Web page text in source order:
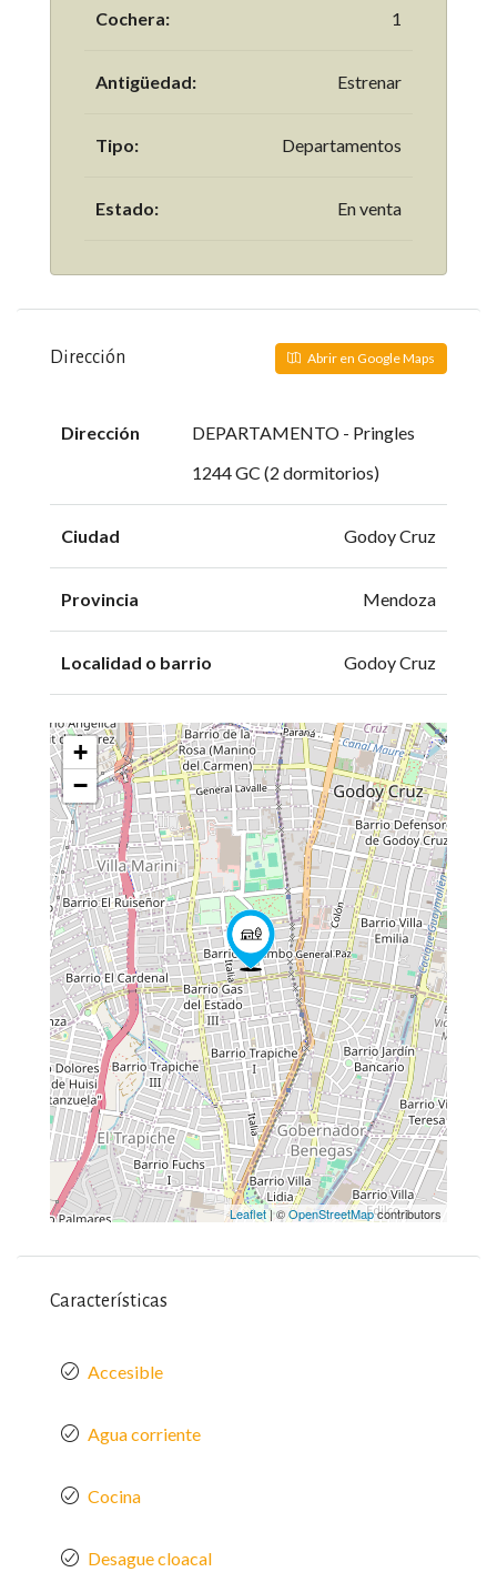
Cochera: 1
Antigüedad: Estrenar
Tipo: Departamentos
Estado: En venta
Dirección Abrir en Google Maps
Dirección
DEPARTAMENTO - Pringles
1244 GC (2 dormitorios)
Ciudad Godoy Cruz
Provincia Mendoza
Localidad o barrio Godoy Cruz
+
−
Leaflet| ©OpenStreetMapcontributors
Características
Accesible
Agua corriente
Cocina
Desague cloacal